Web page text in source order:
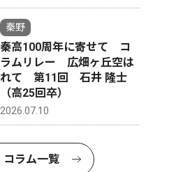
2026.07.31
秦野
秦高100周年に寄せて コ
ラムリレー 広畑ヶ丘空は
れて 第11回 石井 隆士
（高25回卒）
2026.07.10
コラム一覧